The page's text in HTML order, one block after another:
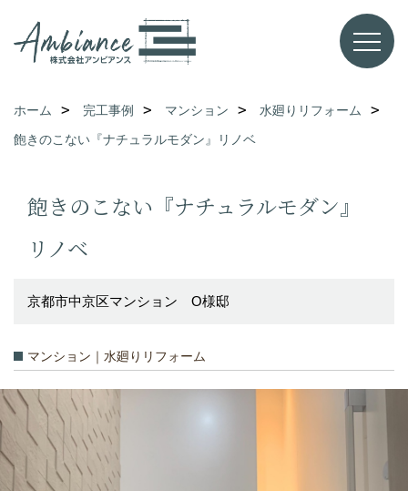
ホーム 完工事例 マンション
水廻りリフォーム
飽きのこない『ナチュラルモダン』リノベ
飽きのこない『ナチュラルモダン』
リノベ
京都市中京区マンション O様邸
マンション｜水廻りリフォーム